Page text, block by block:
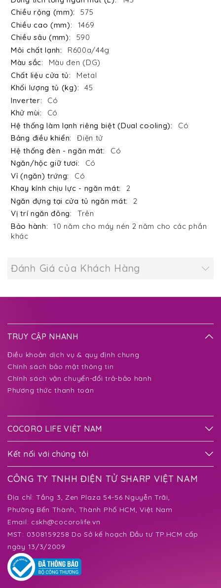
575
1469
590
R600a/44g
Màu đen (DG)
Metal
45
Có
Có
Có
Điện tử
Có
Có
Có
2
2
Trên
10 năm cho máy nén 2 năm cho các phần
khác
Đánh Giá của Khách Hàng
TRUY CẬP NHANH
Điều khoản dịch vụ & quy định chung
Chính sách bảo mật thông tin
Chính sách vận chuyển-đổi trả-bảo hành
Phương thức thanh toán
COCORO LIFE VIỆT NAM
Kết nối với chúng tôi
CÔNG TY TNHH ĐIỆN TỬ SHARP VIỆT NAM
Địa chỉ:Tầng 3, Zen Plaza 54-56 Nguyễn Trãi,
Phường Bến Thành, Thành Phố HCM, Việt Nam
Email: cskh@cocorolife.vn
MST: 0308159258 Do Sở kế hoạch Đầu tư TP.HCM cấp
ngày 13/3/2009